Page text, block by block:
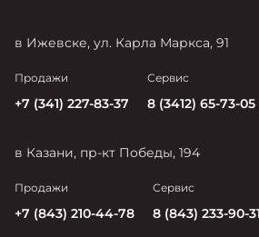
в Ижевске, ул. Карла Маркса, 91
Продажи
+7 (341) 227-83-37
Сервис
8 (3412) 65-73-05
в Казани, пр-кт Победы, 194
Продажи
+7 (843) 210-44-78
Сервис
8 (843) 233-90-31